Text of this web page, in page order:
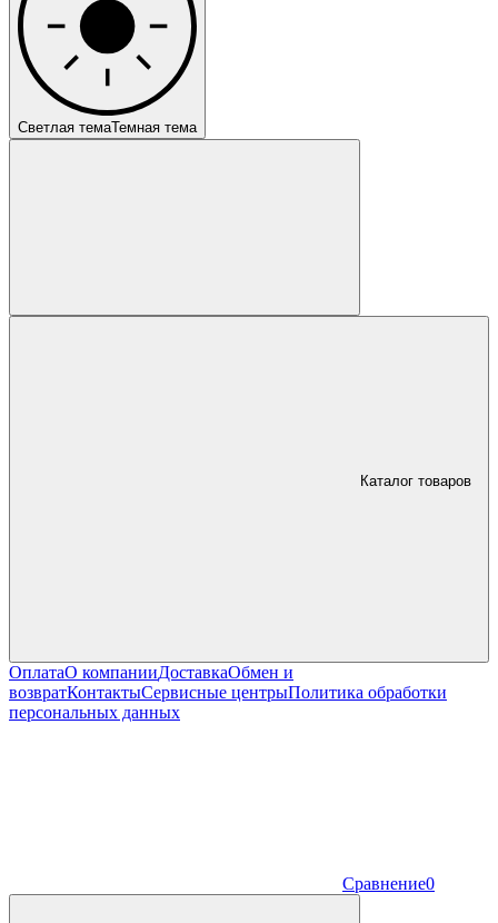
Светлая темаТемная тема
Каталог товаров
ОплатаО компанииДоставкаОбмен и
возвратКонтактыСервисные центрыПолитика обработки
персональных данных
Сравнение0